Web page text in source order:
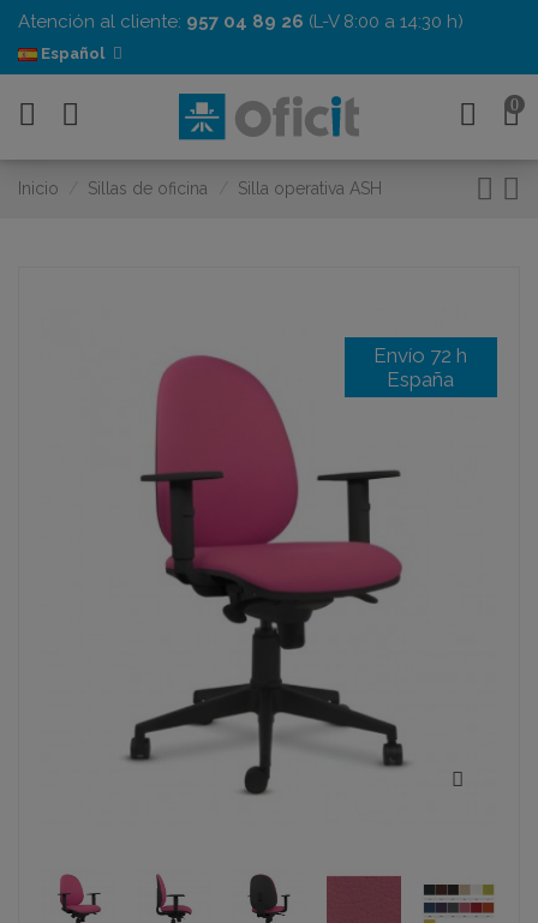
Atención al cliente: 957 04 89 26 (L-V 8:00 a 14:30 h)
Español
0
Inicio Sillas de oficina Silla operativa ASH
Envío 72 h
España